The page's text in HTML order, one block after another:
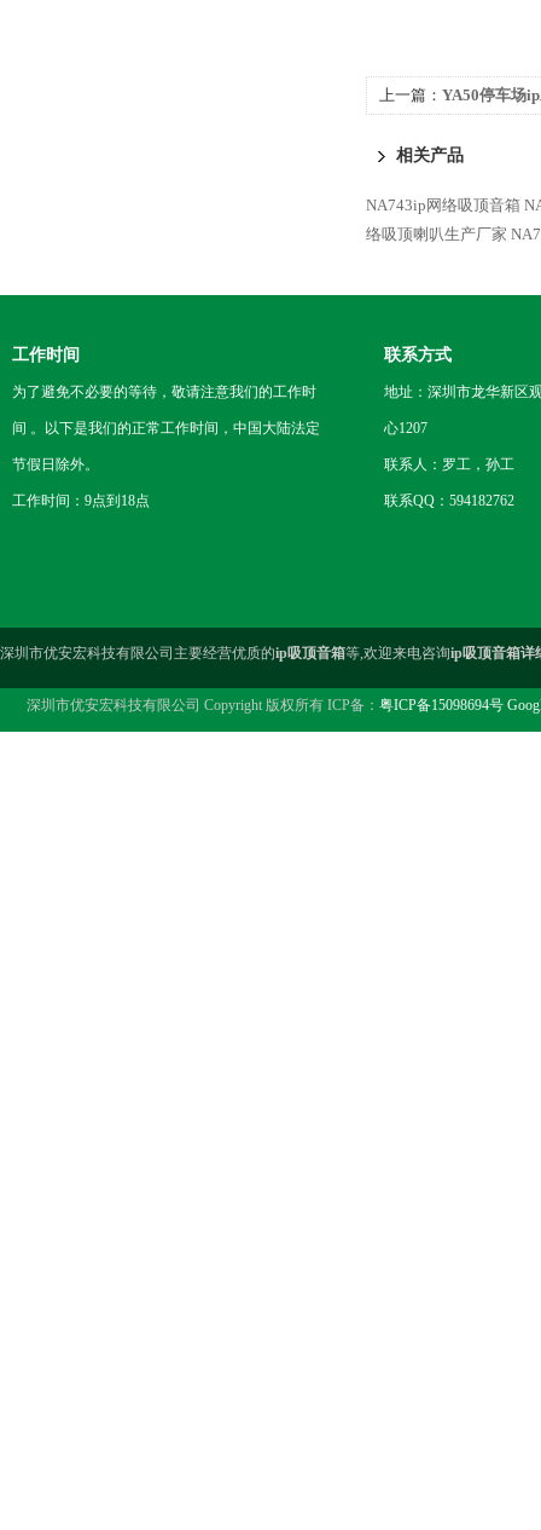
上一篇： YA50停车场
相关产品
NA743ip网络吸顶音箱
络吸顶喇叭生产厂家
工作时间
为了避免不必要的等待，敬请注意我们的工作时
间 。以下是我们的正常工作时间，中国大陆法定
节假日除外。
工作时间：9点到18点
联系方式
地址：深圳市龙华新区
心1207
联系人：罗工，孙工
联系QQ：594182762
深圳市优安宏科技有限公司主要经营优质的ip吸顶音箱等,欢迎来电咨询ip吸顶音箱详
深圳市优安宏科技有限公司 Copyright 版权所有 ICP备： 粤ICP备15098694号